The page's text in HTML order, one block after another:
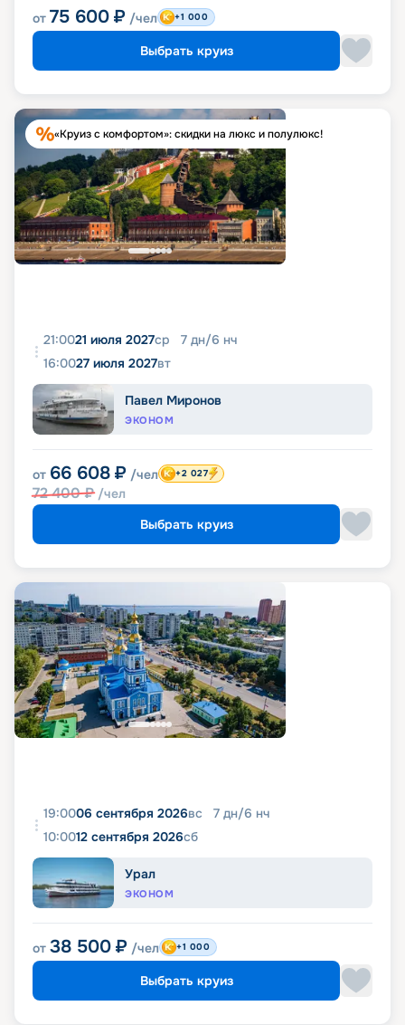
от 75 600 ₽ /чел +1 000
Выбрать круиз
«Круиз с комфортом»: скидки на люкс и полулюкс!
21:0021 июля 2027ср 7 дн/6 нч
16:0027 июля 2027вт
Павел Миронов
ЭКОНОМ
от 66 608 ₽ /чел
72 400₽ /чел
+2 027
Выбрать круиз
19:0006 сентября 2026вс 7 дн/6 нч
10:0012 сентября 2026сб
Урал
ЭКОНОМ
от 38 500 ₽ /чел +1 000
Выбрать круиз